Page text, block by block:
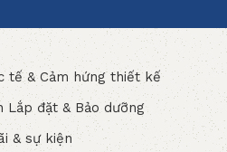
tế & Cảm hứng thiết kế
Lắp đặt & Bảo dưỡng
& sự kiện